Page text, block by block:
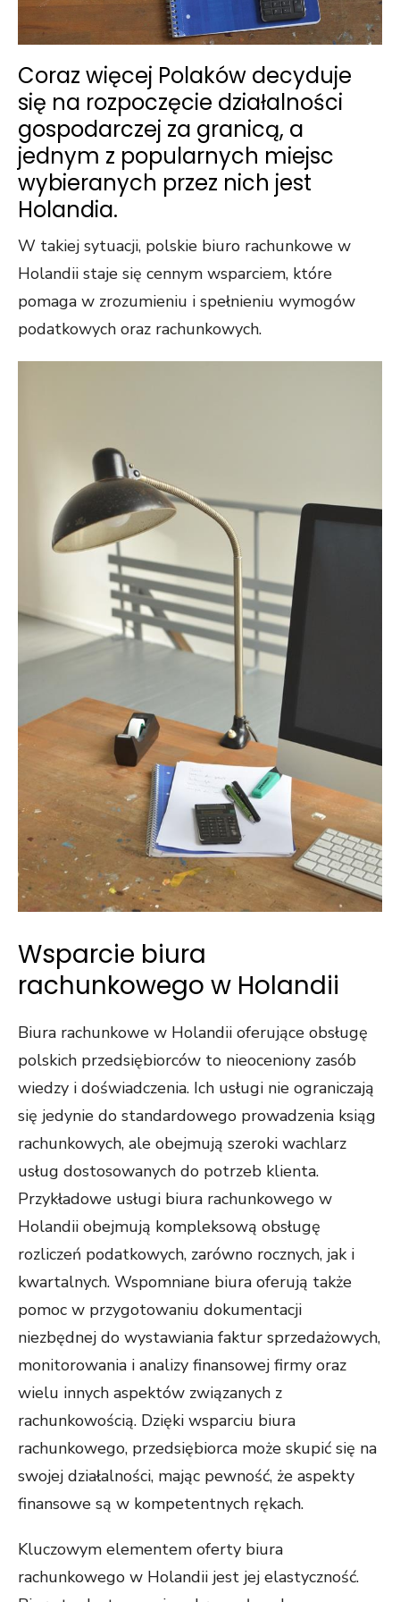
Coraz więcej Polaków decyduje
się na rozpoczęcie działalności
gospodarczej za granicą, a
jednym z popularnych miejsc
wybieranych przez nich jest
Holandia.
W takiej sytuacji, polskie biuro rachunkowe w
Holandii staje się cennym wsparciem, które
pomaga w zrozumieniu i spełnieniu wymogów
podatkowych oraz rachunkowych.
Wsparcie biura
rachunkowego w Holandii
Biura rachunkowe w Holandii oferujące obsługę
polskich przedsiębiorców to nieoceniony zasób
wiedzy i doświadczenia. Ich usługi nie ograniczają
się jedynie do standardowego prowadzenia ksiąg
rachunkowych, ale obejmują szeroki wachlarz
usług dostosowanych do potrzeb klienta.
Przykładowe usługi biura rachunkowego w
Holandii obejmują kompleksową obsługę
rozliczeń podatkowych, zarówno rocznych, jak i
kwartalnych. Wspomniane biura oferują także
pomoc w przygotowaniu dokumentacji
niezbędnej do wystawiania faktur sprzedażowych,
monitorowania i analizy finansowej firmy oraz
wielu innych aspektów związanych z
rachunkowością. Dzięki wsparciu biura
rachunkowego, przedsiębiorca może skupić się na
swojej działalności, mając pewność, że aspekty
finansowe są w kompetentnych rękach.
Kluczowym elementem oferty biura
rachunkowego w Holandii jest jej elastyczność.